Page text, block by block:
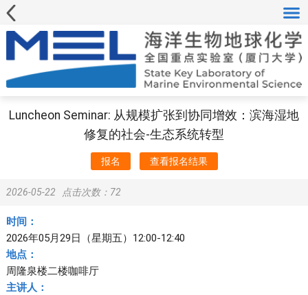
Luncheon Seminar: 从规模扩张到协同增效：滨海湿地
修复的社会-生态系统转型
报名 查看报名结果
2026-05-22 点击次数： 72
时间：
2026年05月29日（星期五）12:00-12:40
地点：
周隆泉楼二楼咖啡厅
主讲人：